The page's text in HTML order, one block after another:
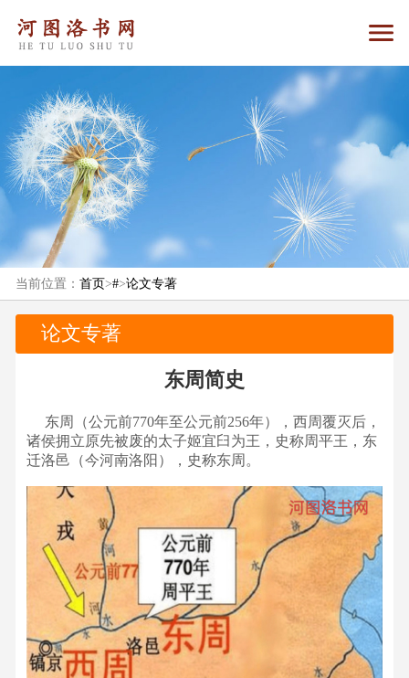
当前位置： 首页>#>论文专著
论文专著
东周简史
东周（公元前770年至公元前256年），西周覆灭后，
诸侯拥立原先被废的太子姬宜臼为王，史称周平王，东
迁洛邑（今河南洛阳），史称东周。